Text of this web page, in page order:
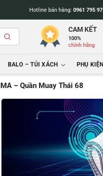
Hotline bán hàng: 0961 795
CAM KẾT
100%
chính hãng
BALO – TÚI XÁCH PHỤ
– Quần Muay Thái 68